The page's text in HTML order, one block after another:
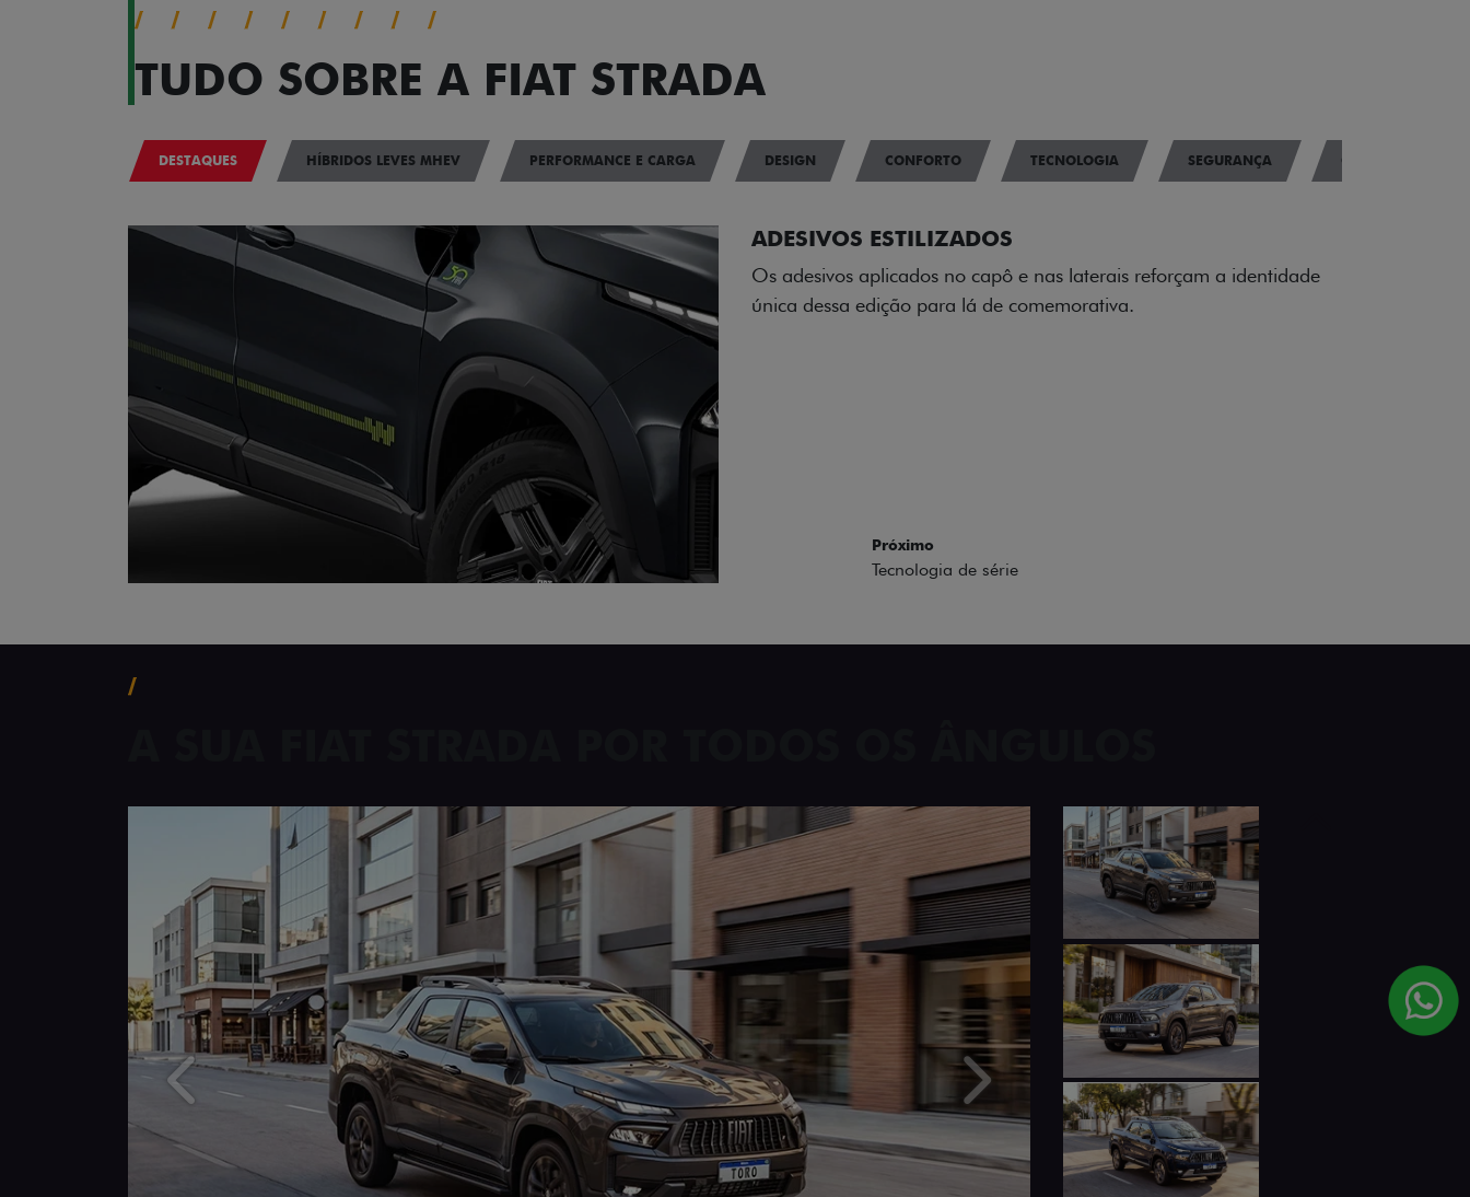
TUDO SOBRE A FIAT STRADA
DESTAQUES HÍBRIDOS LEVES MHEV PERFORMANCE E CARGA DESIGN CONFORTO TECNOLOGIA SEGURANÇA
ADESIVOS ESTILIZADOS
Os adesivos aplicados no capô e nas laterais reforçam a identidade
única dessa edição para lá de comemorativa.
Próximo
Tecnologia de série
Next
Anterior Próximo